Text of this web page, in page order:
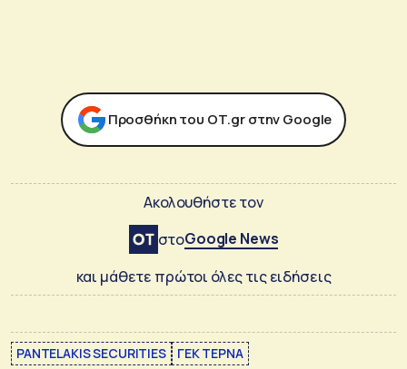
Προσθήκη του ΟΤ.gr στην Google
Ακολουθήστε τον
στοGoogle News
και μάθετε πρώτοι όλες τις ειδήσεις
PANTELAKIS SECURITIES ΓΕΚ ΤΕΡΝΑ